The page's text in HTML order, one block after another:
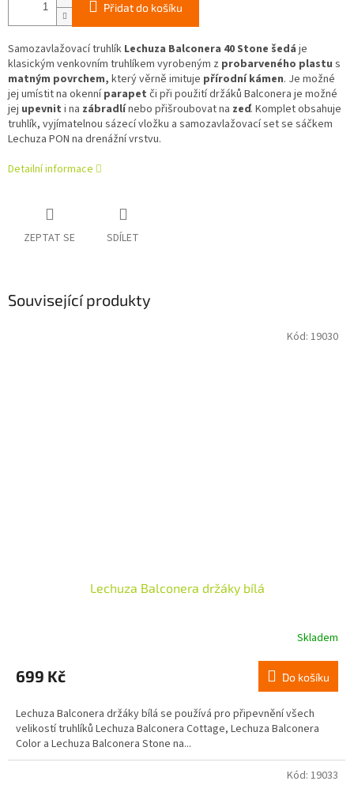
Přidat do košíku
Samozavlažovací truhlík Lechuza Balconera 40 Stone šedá je
klasickým venkovním truhlíkem vyrobeným z probarveného plastu s
matným povrchem, který věrně imituje přírodní kámen. Je možné
jej umístit na okenníparapet či při použití držáků Balconera je možné
jej upevnit i na zábradlínebo přišroubovat na zeď. Komplet obsahuje
truhlík, vyjímatelnou sázecí vložku a samozavlažovací set se sáčkem
Lechuza PON na drenážní vrstvu.
Detailní informace
ZEPTAT SE SDÍLET
Související produkty
Lechuza Balconera držáky bílá
Skladem
699 Kč Do košíku
Lechuza Balconera držáky bílá se používá pro připevnění všech
velikostí truhlíků Lechuza Balconera Cottage, Lechuza Balconera
Color a Lechuza Balconera Stone na...
Kód: 19030
Kód: 19033